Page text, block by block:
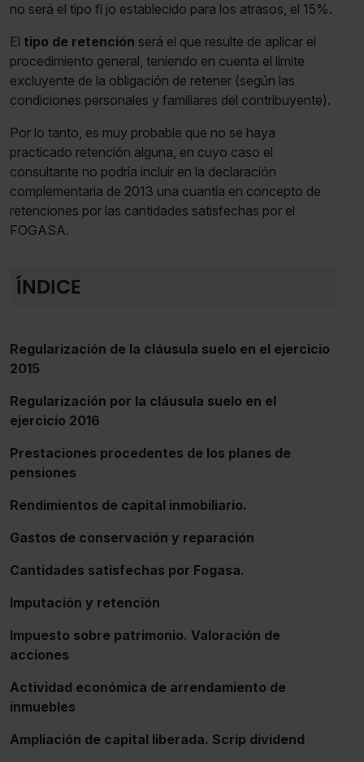
no será el tipo fi jo establecido para los atrasos, el 15%.
El tipo de retención será el que resulte de aplicar el
procedimiento general, teniendo en cuenta el límite
excluyente de la obligación de retener (según las
condiciones personales y familiares del contribuyente).
Por lo tanto, es muy probable que no se haya
practicado retención alguna, en cuyo caso el
consultante no podría incluir en la declaración
complementaria de 2013 una cuantía en concepto de
retenciones por las cantidades satisfechas por el
FOGASA.
ÍNDICE
Regularización de la cláusula suelo en el ejercicio
2015
Regularización por la cláusula suelo en el
ejercicio 2016
Prestaciones procedentes de los planes de
pensiones
Rendimientos de capital inmobiliario.
Gastos de conservación y reparación
Cantidades satisfechas por Fogasa.
Imputación y retención
Impuesto sobre patrimonio. Valoración de
acciones
Actividad económica de arrendamiento de
inmuebles
Ampliación de capital liberada. Scrip dividend